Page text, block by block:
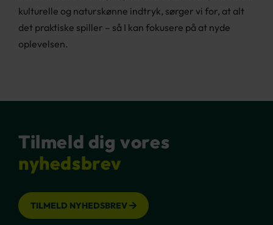
kulturelle og naturskønne indtryk, sørger vi for, at alt
det praktiske spiller – så I kan fokusere på at nyde
oplevelsen.
Tilmeld dig vores
nyhedsbrev
TILMELD NYHEDSBREV